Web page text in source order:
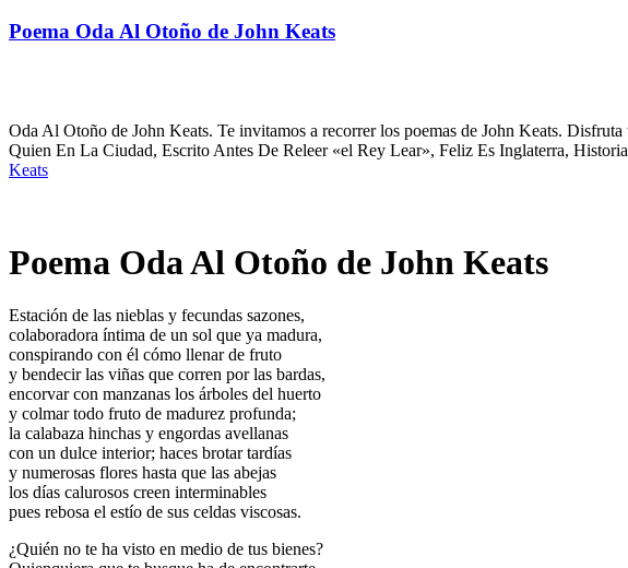
Poema Oda Al Otoño de John Keats
Oda Al Otoño de John Keats. Te invitamos a recorrer los poemas de John Keats.
Quien En La Ciudad, Escrito Antes De Releer «el Rey Lear», Feliz Es Inglaterra,
Keats
Poema Oda Al Otoño de John Keats
Estación de las nieblas y fecundas sazones,
colaboradora íntima de un sol que ya madura,
conspirando con él cómo llenar de fruto
y bendecir las viñas que corren por las bardas,
encorvar con manzanas los árboles del huerto
y colmar todo fruto de madurez profunda;
la calabaza hinchas y engordas avellanas
con un dulce interior; haces brotar tardías
y numerosas flores hasta que las abejas
los días calurosos creen interminables
pues rebosa el estío de sus celdas viscosas.
¿Quién no te ha visto en medio de tus bienes?